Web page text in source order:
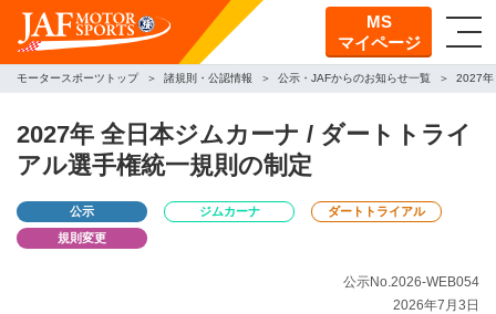
MS
マイページ
モータースポーツトップ 諸規則・公認情報 公示・JAFからのお知らせ一覧 2027年
2027年 全日本ジムカーナ / ダートトライ
アル選手権統一規則の制定
公示 ジムカーナ
ダートトライアル
規則変更
公示No.2026-WEB054
2026年7月3日